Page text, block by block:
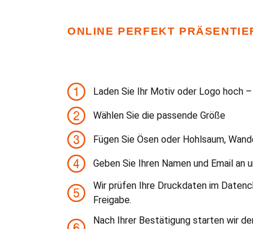
ONLINE PERFEKT
Laden Sie Ihr Motiv oder Logo hoch
Wählen Sie die passende Größe
Fügen Sie Ösen oder Hohlsaum,
Geben Sie Ihren Namen und Email an
Wir prüfen Ihre Druckdaten im
Freigabe.
Nach Ihrer Bestätigung starten wir